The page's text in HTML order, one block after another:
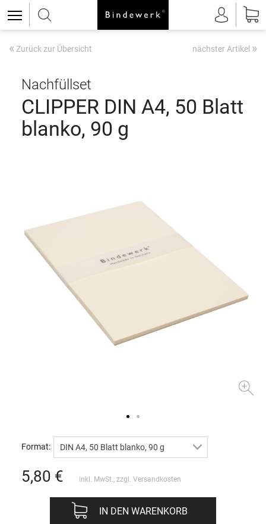
« Zurück zur Übersicht nächster Artikel »
Nachfüllset
CLIPPER DIN A4, 50 Blatt
blanko, 90 g
Format: DIN A4, 50 Blatt blanko, 90 g
5,80 € inkl. MwSt., zzgl. Versandkosten
IN DEN WARENKORB